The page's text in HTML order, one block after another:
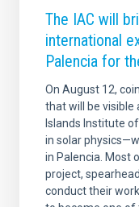
The IAC will
international
Palencia for
On August 12,
that will be visible
Islands Institute
in solar
in Palencia. Most
project,
conduct their